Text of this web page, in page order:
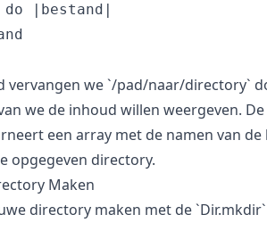
do |bestand|
vervangen we `/pad/naar/directory`
we de inhoud willen weergeven. De
een array met de namen van de
opgegeven directory.
Maken
directory maken met de